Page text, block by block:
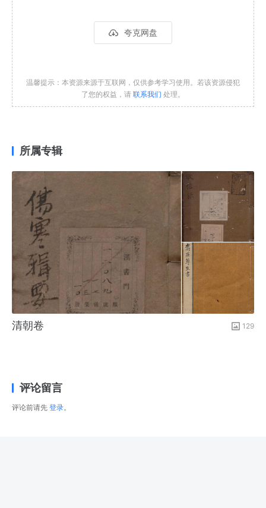
夸克网盘
温馨提示：本资源来源于互联网，仅供参考学习使用。若该资源侵犯
了您的权益，请 联系我们 处理。
所属专辑
清朝卷 129
评论留言
评论前请先 登录。